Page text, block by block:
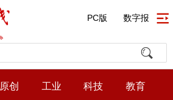
PC版 数字报
原创 工业 科技 教育